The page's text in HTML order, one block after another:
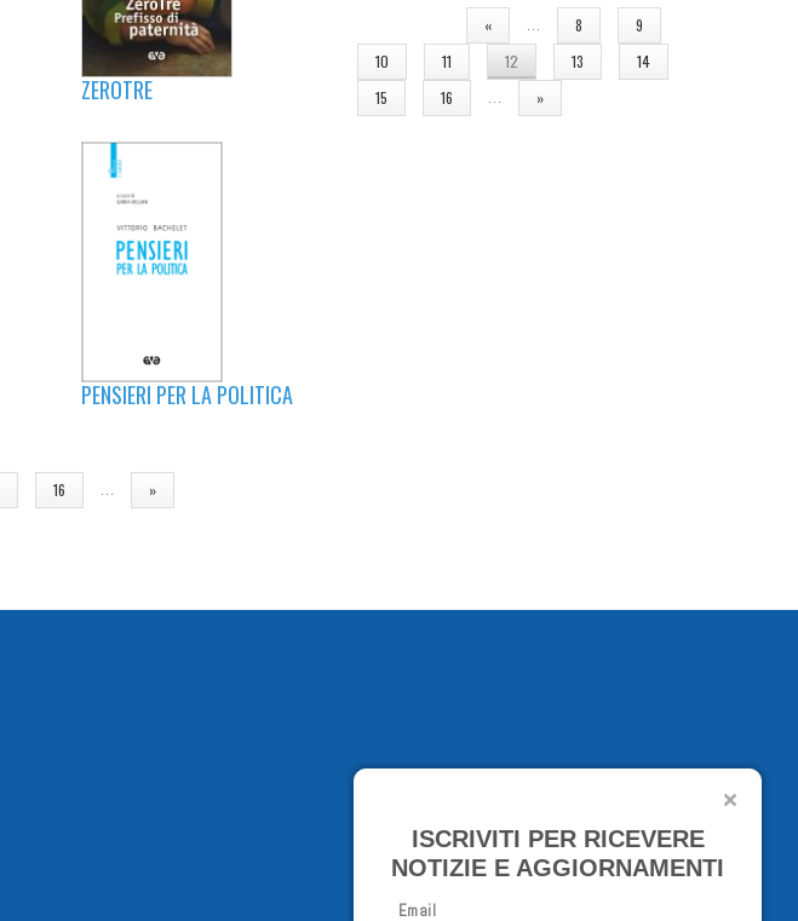
ZEROTRE
PENSIERI PER LA POLITICA
16 … »
« … 8
9
10
11 12 13
14
15
16 … »
ISCRIVITI PER RICEVERE
NOTIZIE E AGGIORNAMENTI
Email